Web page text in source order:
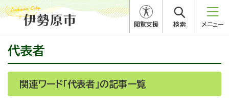
閲覧支援 検索 メニュー
代表者
関連ワード「代表者」の記事一覧